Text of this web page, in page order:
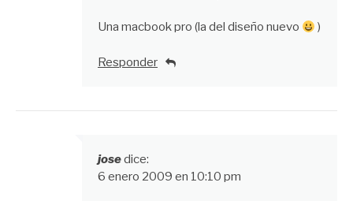
Una macbook pro (la del diseño nuevo )
Responder
josedice:
6 enero 2009 en 10:10 pm